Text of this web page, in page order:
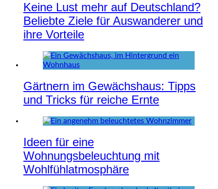
Keine Lust mehr auf Deutschland?
Beliebte Ziele für Auswanderer und
ihre Vorteile
Gärtnern im Gewächshaus: Tipps
und Tricks für reiche Ernte
Ideen für eine
Wohnungsbeleuchtung mit
Wohlfühlatmosphäre